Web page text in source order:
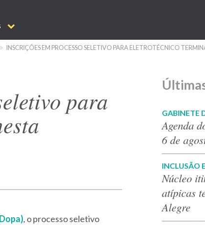
INSCRIÇÕES EM PROCESSO SELETIVO PARA ELETROTÉCNICO
para
, o processo seletivo
GABINETE
Agenda
6 de
INCLUSÃO
Núcleo
atípicas
Alegre